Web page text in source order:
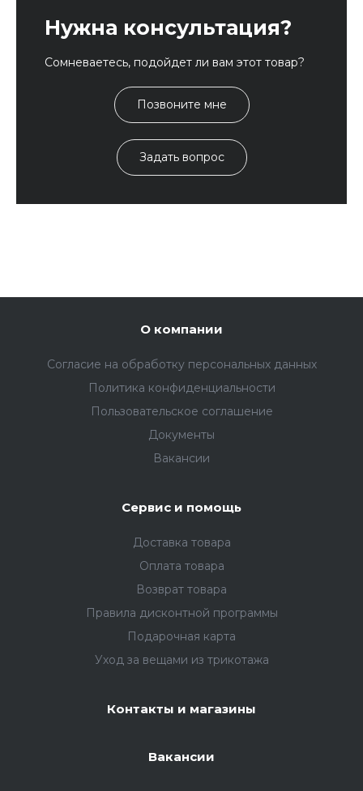
Нужна консультация?
Сомневаетесь, подойдет ли вам этот товар?
Позвоните мне
Задать вопрос
О компании
Согласие на обработку персональных данных
Политика конфиденциальности
Пользовательское соглашение
Документы
Вакансии
Сервис и помощь
Доставка товара
Оплата товара
Возврат товара
Правила дисконтной программы
Подарочная карта
Уход за вещами из трикотажа
Контакты и магазины
Вакансии